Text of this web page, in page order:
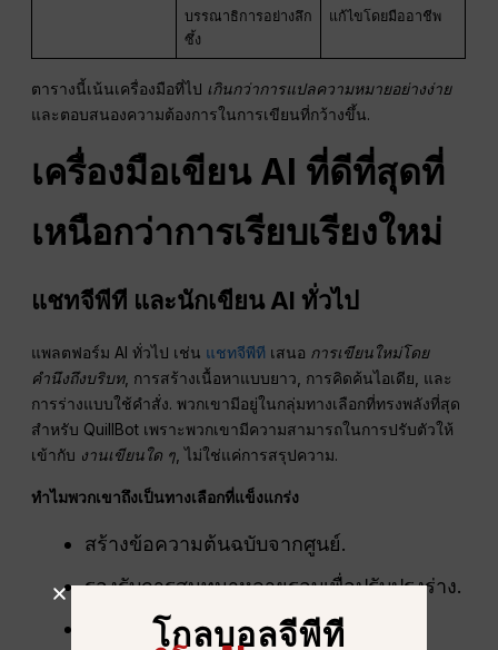
บรรณาธิการอย่างลึก
ซึ้ง
แก้ไขโดยมืออาชีพ
ตารางนี้เน้นเครื่องมือที่ไป เกินกว่าการแปลความหมายอย่างง่าย
และตอบสนองความต้องการในการเขียนที่กว้างขึ้น.
เครื่องมือเขียน AI ที่ดีที่สุดที่
เหนือกว่าการเรียบเรียงใหม่
แชทจีพีที และนักเขียน AI ทั่วไป
แพลตฟอร์ม AI ทั่วไป เช่น แชทจีพีที เสนอ การเขียนใหม่โดย
คำนึงถึงบริบท, การสร้างเนื้อหาแบบยาว, การคิดค้นไอเดีย, และ
การร่างแบบใช้คำสั่ง. พวกเขามีอยู่ในกลุ่มทางเลือกที่ทรงพลังที่สุด
สำหรับ QuillBot เพราะพวกเขามีความสามารถในการปรับตัวให้
เข้ากับ งานเขียนใด ๆ , ไม่ใช่แค่การสรุปความ.
ทำไมพวกเขาถึงเป็นทางเลือกที่แข็งแกร่ง
สร้างข้อความต้นฉบับจากศูนย์.
รองรับการสนทนาหลายรอบเพื่อปรับปรุงร่าง.
สามารถการเขียนใหม่เชิงความหมาย
โกลบอลจีพีที